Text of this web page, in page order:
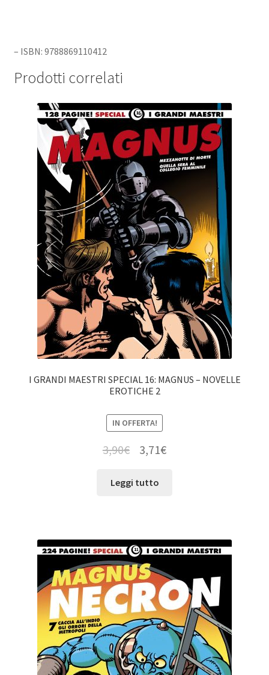
– ISBN: 9788869110412
Prodotti correlati
I GRANDI MAESTRI SPECIAL 16: MAGNUS – NOVELLE
EROTICHE 2
IN OFFERTA!
3,90€ 3,71€
Leggi tutto